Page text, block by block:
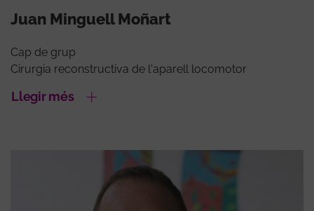
Juan Minguell Moñart
Cap de grup
Cirurgia reconstructiva de l'aparell locomotor
Llegir més